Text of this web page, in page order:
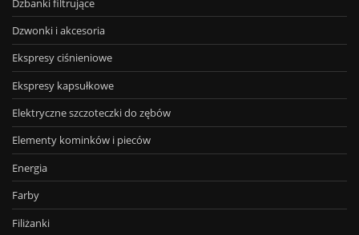
Dzwonki i akcesoria
Ekspresy ciśnieniowe
Ekspresy kapsułkowe
Elektryczne szczoteczki do zębów
Elementy kominków i pieców
Energia
Farby
Filiżanki